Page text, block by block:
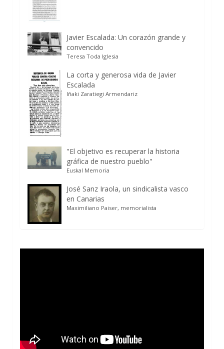
Javier Escalada: Un corazón grande y
convencido
Teresa Toda Iglesia
La corta y generosa vida de Javier
Escalada
Iñaki Zaratiegi Armendariz
"El objetivo es recuperar la historia
gráfica de nuestro pueblo"
Euskal Memoria
José Sanz Iraola, un sindicalista vasco
en Canarias
Maximiliano Paiser, memorialista